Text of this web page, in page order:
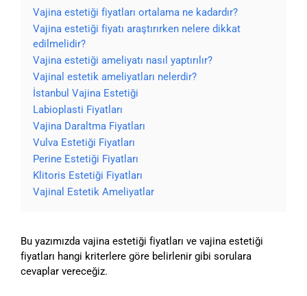
Vajina estetiği fiyatları ortalama ne kadardır?
Vajina estetiği fiyatı araştırırken nelere dikkat
edilmelidir?
Vajina estetiği ameliyatı nasıl yaptırılır?
Vajinal estetik ameliyatları nelerdir?
İstanbul Vajina Estetiği
Labioplasti Fiyatları
Vajina Daraltma Fiyatları
Vulva Estetiği Fiyatları
Perine Estetiği Fiyatları
Klitoris Estetiği Fiyatları
Vajinal Estetik Ameliyatlar
Bu yazımızda vajina estetiği fiyatları ve vajina estetiği
fiyatları hangi kriterlere göre belirlenir gibi sorulara
cevaplar vereceğiz.